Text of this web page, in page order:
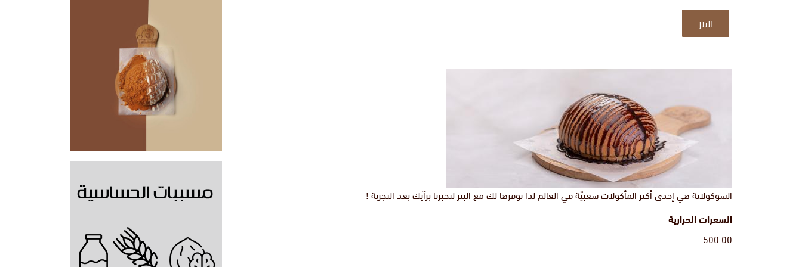
البنز
الشوكولاتة هي إحدى أكثر المأكولات شعبيّة في العالم لذا نوفرها لك مع البنز لتخبرنا برآيك بعد التجربة !
السعرات الحرارية
500.00
نوعين من الاضافات من
اختيارك